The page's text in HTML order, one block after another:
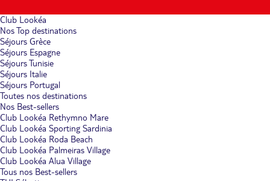
Club Lookéa
Nos Top destinations
Séjours Grèce
Séjours Espagne
Séjours Tunisie
Séjours Italie
Séjours Portugal
Toutes nos destinations
Nos Best-sellers
Club Lookéa Rethymno Mare
Club Lookéa Sporting Sardinia
Club Lookéa Roda Beach
Club Lookéa Palmeiras Village
Club Lookéa Alua Village
Tous nos Best-sellers